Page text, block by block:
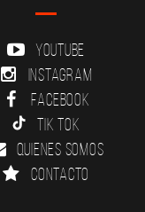
YouTube
Instagram
Facebook
Tik Tok
Quienes somos
Contacto